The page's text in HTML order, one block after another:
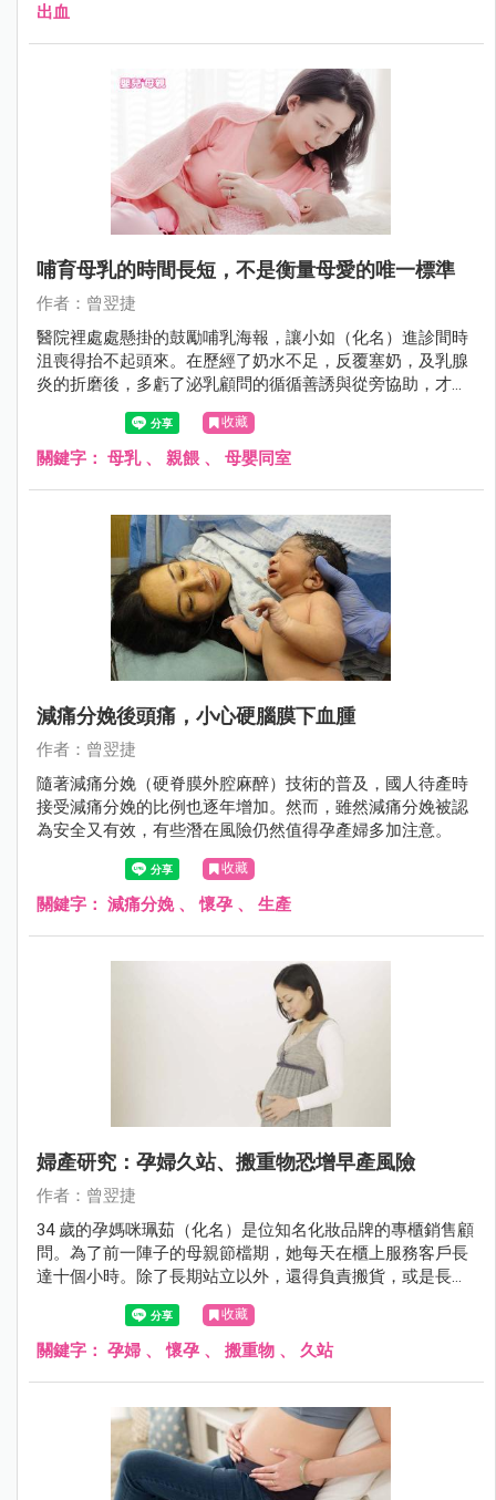
出血
哺育母乳的時間長短，不是衡量母愛的唯一標準
作者：曾翌捷
醫院裡處處懸掛的鼓勵哺乳海報，讓小如（化名）進診間時
沮喪得抬不起頭來。在歷經了奶水不足，反覆塞奶，及乳腺
炎的折磨後，多虧了泌乳顧問的循循善誘與從旁協助，才讓
小如走過這段歷盡艱辛的「乳牛人生」。然而，重回工作崗
位的她，因為職場環境的不便與母嬰作息的不同而感到身心
俱疲，也不禁萌生了「退奶」的念頭。但是來自親友的壓
收藏
關鍵字： 母乳、 親餵 、 母嬰同室
減痛分娩後頭痛，小心硬腦膜下血腫
作者：曾翌捷
隨著減痛分娩（硬脊膜外腔麻醉）技術的普及，國人待產時
接受減痛分娩的比例也逐年增加。然而，雖然減痛分娩被認
為安全又有效，有些潛在風險仍然值得孕產婦多加注意。
收藏
關鍵字： 減痛分娩、懷孕 、 生產
婦產研究：孕婦久站、搬重物恐增早產風險
作者：曾翌捷
34 歲的孕媽咪珮茹（化名）是位知名化妝品牌的專櫃銷售顧
問。為了前一陣子的母親節檔期，她每天在櫃上服務客戶長
達十個小時。除了長期站立以外，還得負責搬貨，或是長時
間彎腰為客戶上妝。好不容易撐到了檔期結束，正想要好好
鬆一口氣時，卻發現私密處出血。嚇得她趕緊回診檢查，深
怕肚子裡的寶寶出了什麼差錯！
收藏
關鍵字： 孕婦 、懷孕 、 搬重物 、 久站